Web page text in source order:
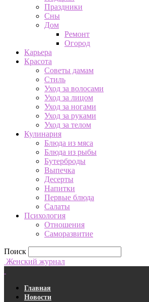
Праздники
Сны
Дом
Ремонт
Огород
Карьера
Красота
Советы дамам
Стиль
Уход за волосами
Уход за лицом
Уход за ногами
Уход за руками
Уход за телом
Кулинария
Блюда из мяса
Блюда из рыбы
Бутерброды
Выпечка
Десерты
Напитки
Первые блюда
Салаты
Психология
Отношения
Саморазвитие
Поиск
Женский журнал
Главная
Новости